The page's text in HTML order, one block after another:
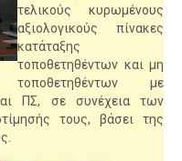
τελικούς κυρωμένους
αξιολογικούς πίνακες
κατάταξης
τοποθετηθέντων και μη
τοποθετηθέντων με
ΠΣ, σε συνέχεια των
τους, βάσει της